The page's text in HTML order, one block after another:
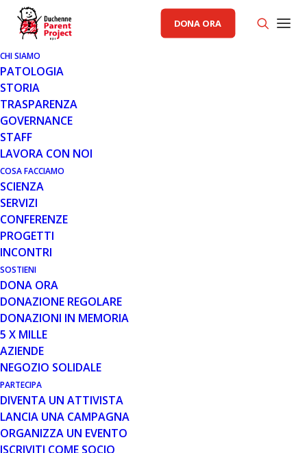
DONA ORA
CHI SIAMO
PATOLOGIA
STORIA
TRASPARENZA
GOVERNANCE
STAFF
LAVORA CON NOI
COSA FACCIAMO
SCIENZA
SERVIZI
CONFERENZE
PROGETTI
INCONTRI
SOSTIENI
DONA ORA
DONAZIONE REGOLARE
DONAZIONI IN MEMORIA
5 X MILLE
AZIENDE
NEGOZIO SOLIDALE
PARTECIPA
DIVENTA UN ATTIVISTA
LANCIA UNA CAMPAGNA
ORGANIZZA UN EVENTO
ISCRIVITI COME SOCIO
NOTIZIE, SCIENZA
20 FEB 2025
INSPIRE DUCHENNE: PRIMI DATI
POSITIVI DALLO STUDIO DI
TERAPIA GENICA DI SOLID